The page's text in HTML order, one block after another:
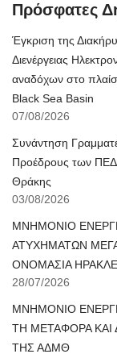
Πρόσφατες
Έγκριση της
Διενέργειας
αναδόχων στο
Black Sea Basin
07/08/2026
Συνάντηση
Προέδρους των ΠΕΔ
Θράκης
03/08/2026
ΜΝΗΜΟΝΙΟ
ΑΤΥΧΗΜΑΤΩΝ
ΟΝΟΜΑΣΙΑ
28/07/2026
ΜΝΗΜΟΝΙΟ
ΤΗ ΜΕΤΑΦΟΡΑ ΚΑΙ
ΤΗΣ ΑΔΜΘ